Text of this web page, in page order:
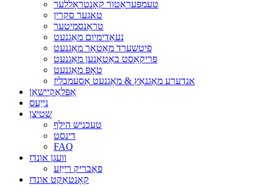
טעמפּעראַטור קאָנטראָללער
טאגער סקרין
טראַנסמיטער
נעאָדימיום מאַגנעט
פיטשערד מאָטאָר מאַגנעט
פּריקאַסט באַטאָנען מאַגנעט
טאָפּ מאַגנעט
אנדערע מאַגנאַץ & מאַגנעט אַסעמבליז
אַפּלאַקיישאַן
נייַעס
שטיצן
טעכניש הילף
דינסט
FAQ
וועגן אונדז
פאַבריק רייַזע
קאָנטאַקט אונדז